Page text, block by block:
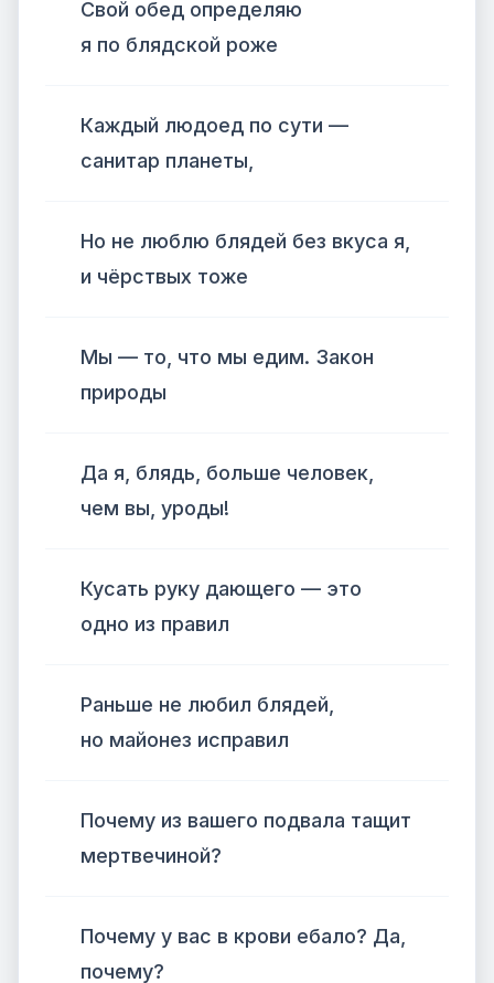
Свой обед определяю
я по блядской роже
Каждый людоед по сути —
санитар планеты,
Но не люблю блядей без вкуса я,
и чёрствых тоже
Мы — то, что мы едим. Закон
природы
Да я, блядь, больше человек,
чем вы, уроды!
Кусать руку дающего — это
одно из правил
Раньше не любил блядей,
но майонез исправил
Почему из вашего подвала тащит
мертвечиной?
Почему у вас в крови ебало? Да,
почему?